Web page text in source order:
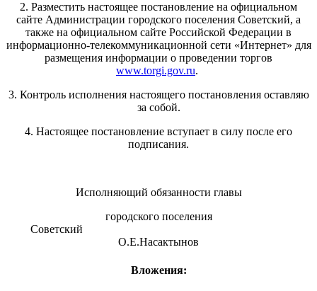
2. Разместить настоящее постановление на официальном
сайте Администрации городского поселения Советский, а
также на официальном сайте Российской Федерации в
информационно-телекоммуникационной сети «Интернет» для
размещения информации о проведении торгов
www.torgi.gov.ru.
3. Контроль исполнения настоящего постановления оставляю
за собой.
4. Настоящее постановление вступает в силу после его
подписания.
Исполняющий обязанности главы
городского поселения
Советский
О.Е.Насактынов
Вложения: